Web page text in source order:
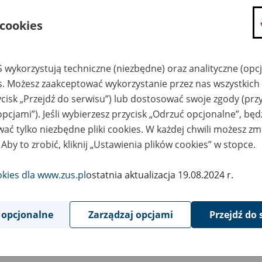
zadawanie pytań i otrzymywanie
Jeśli jesteś osobą ubezpieczoną (np.
możesz sprawdzić swoje dane
masz dostęp do informacji o stanie
masz dostęp do informacji o
Jeśli jesteś płatnikiem składek (np.
możesz skorzystać z aplikacji
ZUS,
masz dostęp do zwolnień lekarskich
Jeśli jesteś świadczeniobiorcą
wykorzystują techniczne (niezbędne) oraz analityczne
Możesz zaakceptować wykorzystanie przez nas
„Przejdź do serwisu”) lub dostosować swoje zgody
Jeśli wybierzesz przycisk „Odrzuć opcjonalne”,
tylko niezbędne pliki cookies. W każdej chwili możesz
to zrobić, kliknij „Ustawienia plików cookies” w stopce.
dla www.zus.plostatnia aktualizacja 19.08.2024 r.
Zarządzaj opcjami Przejdź do